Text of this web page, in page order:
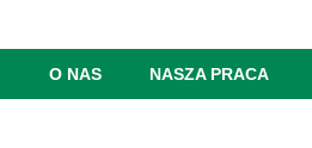
O NAS NASZA PRACA